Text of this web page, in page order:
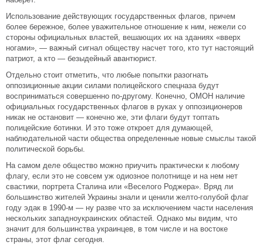
Использование действующих государственных флагов, причем
более бережное, более уважительное отношение к ним, нежели со
стороны официальных властей, вешающих их на зданиях «вверх
ногами», — важный сигнал обществу насчет того, кто тут настоящий
патриот, а кто — безыдейный авантюрист.
Отдельно стоит отметить, что любые попытки разогнать
оппозиционные акции силами полицейского спецназа будут
восприниматься совершенно по-другому. Конечно, ОМОН наличие
официальных государственных флагов в руках у оппозиционеров
никак не остановит — конечно же, эти флаги будут топтать
полицейские ботинки. И это тоже откроет для думающей,
наблюдательной части общества определенные новые смыслы такой
политической борьбы.
На самом деле общество можно приучить практически к любому
флагу, если это не совсем уж одиозное полотнище и на нем нет
свастики, портрета Сталина или «Веселого Роджера». Вряд ли
большинство жителей Украины знали и ценили желто-голубой флаг
году эдак в 1990-м — ну разве что за исключением части населения
нескольких западноукраинских областей. Однако мы видим, что
значит для большинства украинцев, в том числе и на востоке
страны, этот флаг сегодня.